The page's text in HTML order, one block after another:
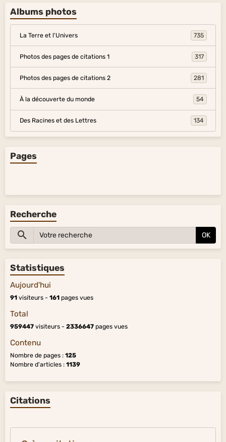
Albums photos
La Terre et l'Univers 735
Photos des pages de citations 1 317
Photos des pages de citations 2 281
À la découverte du monde 54
Des Racines et des Lettres 134
Pages
Recherche
OK
Statistiques
Aujourd'hui
91 visiteurs - 161 pages vues
Total
959447 visiteurs - 2336647 pages vues
Contenu
Nombre de pages : 125
Nombre d'articles : 1139
Citations